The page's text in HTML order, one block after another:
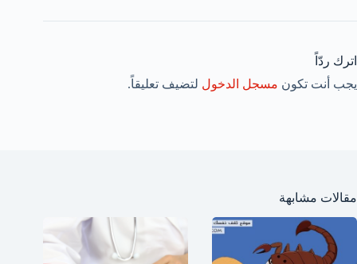
اترك ردّاً
يجب أنت تكون مسجل الدخول لتضيف تعليقاً.
مقالات مشابهة